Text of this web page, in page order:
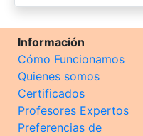
Información
Cómo Funcionamos
Quienes somos
Certificados
Profesores Expertos
Preferencias de